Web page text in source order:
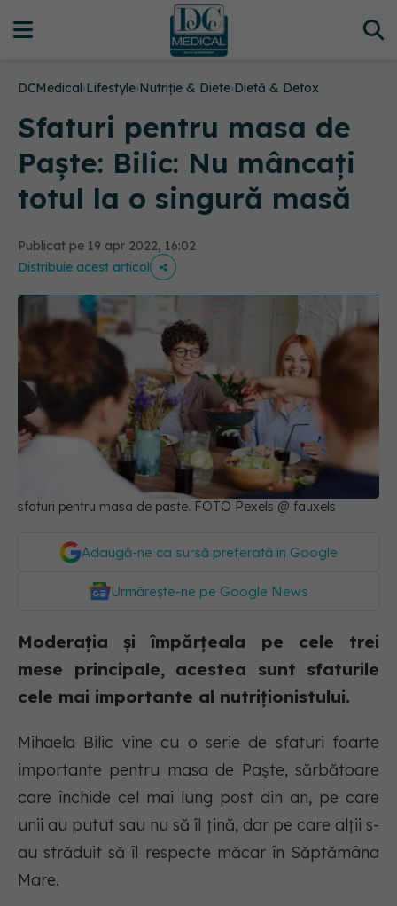
DCMedical›Lifestyle›Nutriție & Diete›Dietă & Detox
Sfaturi pentru masa de
Paște: Bilic: Nu mâncați
totul la o singură masă
Publicat pe 19 apr 2022, 16:02
Distribuie acest articol
sfaturi pentru masa de paste. FOTO Pexels @ fauxels
Adaugă-ne ca sursă preferată în Google
Urmărește-ne pe Google News
Moderația și împărțeala pe cele trei
mese principale, acestea sunt sfaturile
cele mai importante al nutriționistului.
Mihaela Bilic vine cu o serie de sfaturi foarte
importante pentru masa de Paște, sărbătoare
care închide cel mai lung post din an, pe care
unii au putut sau nu să îl țină, dar pe care alții s-
au străduit să îl respecte măcar în Săptămâna
Mare.